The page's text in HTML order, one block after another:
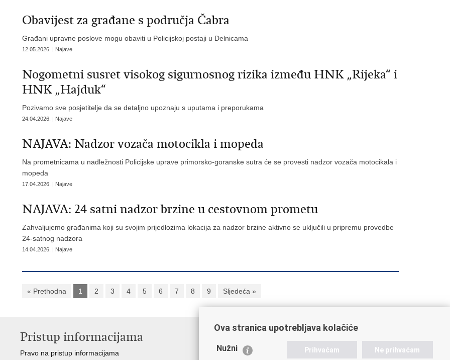
Obavijest za građane s područja Čabra
Građani upravne poslove mogu obaviti u Policijskoj postaji u Delnicama
12.05.2026. | Najave
​Nogometni susret visokog sigurnosnog rizika između HNK „Rijeka“ i
HNK „Hajduk“
Pozivamo sve posjetitelje da se detaljno upoznaju s uputama i preporukama
24.04.2026. | Najave
​NAJAVA: Nadzor vozača motocikla i mopeda
Na prometnicama u nadležnosti Policijske uprave primorsko-goranske sutra će se provesti nadzor vozača motocikala i
mopeda
17.04.2026. | Najave
​NAJAVA: 24 satni nadzor brzine u cestovnom prometu
Zahvaljujemo građanima koji su svojim prijedlozima lokacija za nadzor brzine aktivno se uključili u pripremu provedbe
24-satnog nadzora
14.04.2026. | Najave
« Prethodna 1 2 3 4 5 6 7 8 9 Sljedeća »
Pristup informacijama
Pravo na pristup informacijama
Važne poveznice
Ministarstvo unutarnjih poslova
Ova stranica upotrebljava kolačiće
Nužni Prihvaćam Ne prihvaćam